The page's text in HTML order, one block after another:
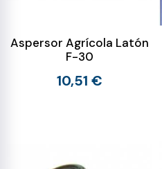
Aspersor Agrícola Latón
F-30
10,51 €